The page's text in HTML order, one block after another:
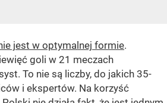
jest w optymalnej formie.
goli w 21 meczach
To nie są liczby, do jakich 35-
i ekspertów. Na korzyść